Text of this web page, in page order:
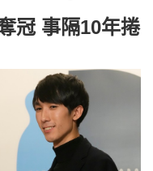
冠 事隔10年捲